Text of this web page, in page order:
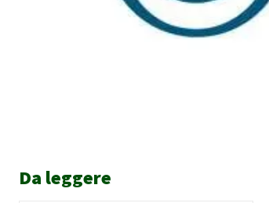
Da leggere